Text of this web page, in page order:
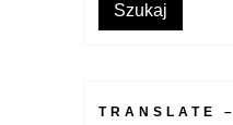
Szukaj
TRANSLATE –